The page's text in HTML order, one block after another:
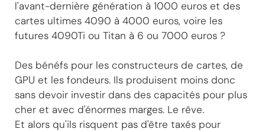
l'avant-dernière génération à 1000 euros et des
cartes ultimes 4090 à 4000 euros, voire les
futures 4090Ti ou Titan à 6 ou 7000 euros ?
Des bénéfs pour les constructeurs de cartes, de
GPU et les fondeurs. Ils produisent moins donc
sans devoir investir dans des capacités pour plus
cher et avec d'énormes marges. Le rêve.
Et alors qu'ils risquent pas d'être taxés pour